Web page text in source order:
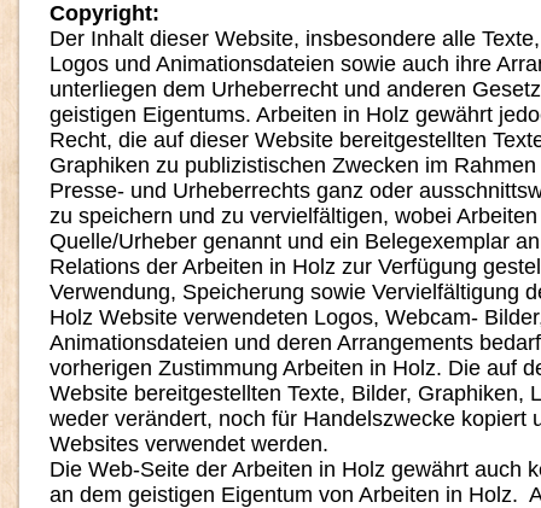
Copyright:
Der Inhalt dieser Website, insbesondere alle
Logos und Animationsdateien sowie auch ihre
unterliegen dem Urheberrecht und anderen
geistigen Eigentums. Arbeiten in Holz gewährt
Recht, die auf dieser Website bereitgestellten
Graphiken zu publizistischen Zwecken im
Presse- und Urheberrechts ganz oder
zu speichern und zu vervielfältigen, wobei
Quelle/Urheber genannt und ein Belegexemplar
Relations der Arbeiten in Holz zur Verfügung
Verwendung, Speicherung sowie Vervielfältigung
Holz Website verwendeten Logos, Webcam-
Animationsdateien und deren Arrangements
vorherigen Zustimmung Arbeiten in Holz. Die auf
Website bereitgestellten Texte, Bilder, Graphiken,
weder verändert, noch für Handelszwecke kopiert
Websites verwendet werden.
Die Web-Seite der Arbeiten in Holz gewährt auch
an dem geistigen Eigentum von Arbeiten in Holz.